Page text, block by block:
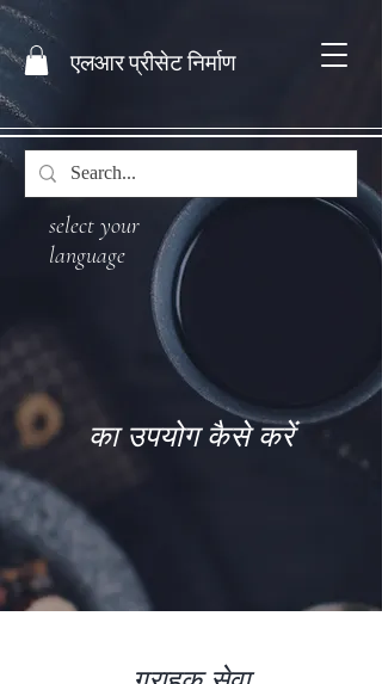
एलआर प्रीसेट निर्माण
select your
language
का उपयोग कैसे करें